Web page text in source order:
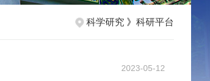
科学研究 》 科研平台
2023-05-12